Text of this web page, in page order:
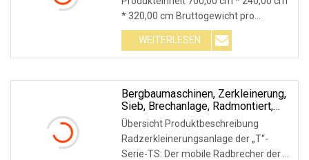
Recyclinganlage
* 320,00 cm Bruttogewicht pro
Produkteinheit 24000,0
WEITERLESEN
Bergbaumaschinen, Zerkleinerung,
Sieb, Brechanlage, Radmontiert,
Mobil
Übersicht Produktbeschreibung
Radzerkleinerungsanlage der „T“-
Serie-TS: Der mobile Radbrecher der T-